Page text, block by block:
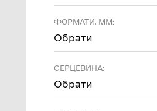
ФОРМАТИ, ММ:
Обрати
СЕРЦЕВИНА:
Обрати